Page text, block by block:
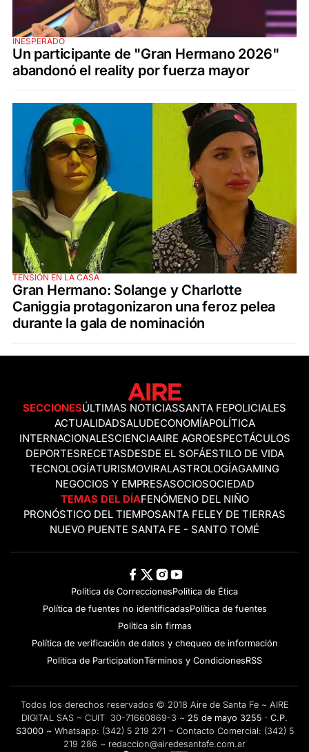
INESPERADO
Un participante de "Gran Hermano 2026"
abandonó el reality por fuerza mayor
TENSIÓN EN LA CASA
Gran Hermano: Solange y Charlotte
Caniggia protagonizaron una feroz pelea
durante la gala de nominación
SECCIONESÚLTIMAS NOTICIASSANTA FEPOLICIALES
ACTUALIDADSALUDECONOMÍAPOLÍTICA
INTERNACIONALESCIENCIAAIRE AGROESPECTÁCULOS
DEPORTESRECETASDESDE EL SOFÁESTILO DE VIDA
TECNOLOGÍATURISMOVIRALASTROLOGÍAGAMING
NEGOCIOS Y EMPRESASOCIOSOCIEDAD
TEMAS DEL DÍAFENÓMENO DEL NIÑO
PRONÓSTICO DEL TIEMPOSANTA FELEY DE TIERRAS
NUEVO PUENTE SANTA FE - SANTO TOMÉ
Política de CorreccionesPolitica de Ética
Política de fuentes no identificadasPolítica de fuentes
Política sin firmas
Política de verificación de datos y chequeo de información
Politica de ParticipationTérminos y CondicionesRSS
Todos los derechos reservados © 2018 Aire de Santa Fe ~ AIRE
DIGITAL SAS ~ CUIT 30-71660869-3 ~ 25 de mayo 3255 · C.P.
S3000 ~ Whatsapp: (342) 5 219 271 ~ Contacto Comercial: (342) 5
219 286 ~ redaccion@airedesantafe.com.ar